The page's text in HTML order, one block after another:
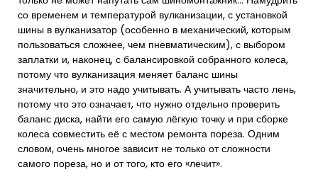
со временем и температурой вулканизации, с установкой
шины в вулканизатор (особенно в механический, которым
пользоваться сложнее, чем пневматическим), с выбором
заплатки и, наконец, с балансировкой собранного колеса,
потому что вулканизация меняет баланс шины
значительно, и это надо учитывать. А учитывать часто лень,
потому что это означает, что нужно отдельно проверить
баланс диска, найти его самую лёгкую точку и при сборке
колеса совместить её с местом ремонта пореза. Одним
словом, очень многое зависит не только от сложности
самого пореза, но и от того, кто его «лечит».